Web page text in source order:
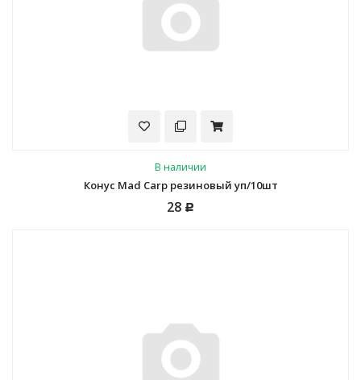
В наличии
Конус Mad Carp резиновый уп/10шт
28 Р